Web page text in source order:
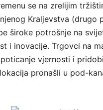
se na zrelijim
Kraljevstva (drugo
široke potrošnje na
i inovacije. Trgovci na
vjernosti i
pronašli u pod-